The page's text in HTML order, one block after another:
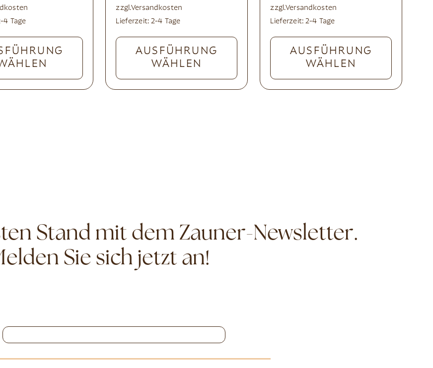
4 Tage
zzgl.Versandkosten
Lieferzeit:2-4 Tage
AUSFÜHRUNG
WÄHLEN
zzgl.Versandkosten
Lieferzeit:2-4 Tage
AUSFÜHRUNG
WÄHLEN
Stand mit dem Zauner-Newsletter.
Sie sich jetzt an!